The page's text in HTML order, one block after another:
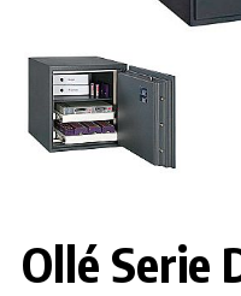
Ollé Serie